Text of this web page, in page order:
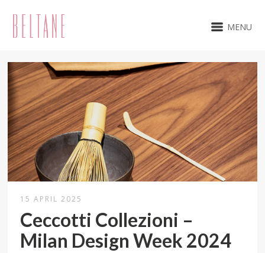
MENU
15 APRIL 2025
Ceccotti Collezioni –
Milan Design Week 2024